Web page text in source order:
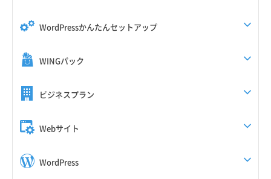
WordPressかんたんセットアップ
WINGパック
ビジネスプラン
Webサイト
WordPress